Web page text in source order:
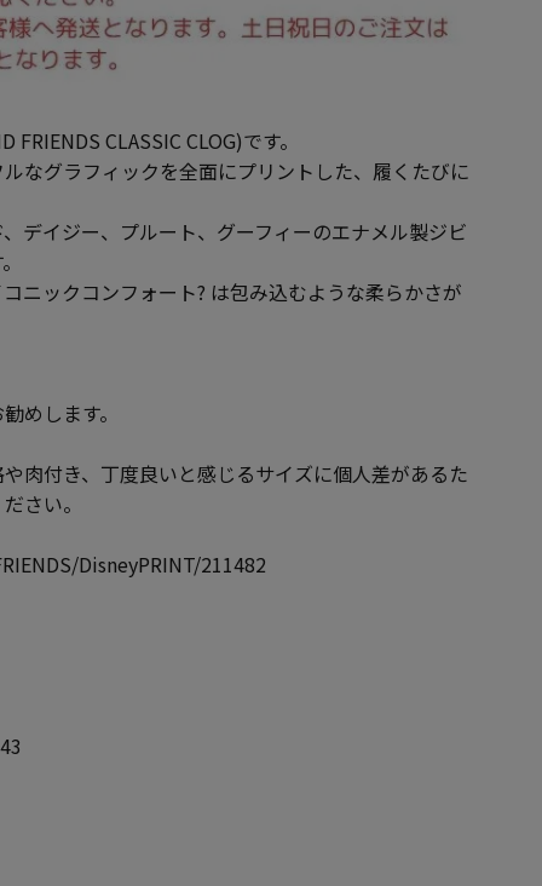
CLASSIC CLOG)です。
なグラフィックを全面にプリントした、履くたびに
デイジー、プルート、グーフィーのエナメル製ジビ
ニックコンフォート? は包み込むような柔らかさが
めします。
肉付き、丁度良いと感じるサイズに個人差があるた
さい。
DisneyPRINT/211482